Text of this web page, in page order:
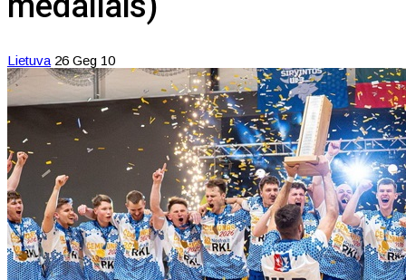
Lietuva 26 Geg 10